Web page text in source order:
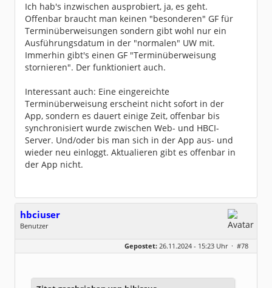
Dabei seit:
03 / 2007
Ich hab's inzwischen ausprobiert, ja, es geht.
Offenbar braucht man keinen "besonderen" GF für
Terminüberweisungen sondern gibt wohl nur ein
Ausführungsdatum in der "normalen" UW mit.
Immerhin gibt's einen GF "Terminüberweisung
stornieren". Der funktioniert auch.
Interessant auch: Eine eingereichte
Terminüberweisung erscheint nicht sofort in der
App, sondern es dauert einige Zeit, offenbar bis
synchronisiert wurde zwischen Web- und HBCI-
Server. Und/oder bis man sich in der App aus- und
wieder neu einloggt. Aktualieren gibt es offenbar in
der App nicht.
hbciuser
Benutzer
Dabei seit:
10 / 2017
Gepostet: 26.11.2024 - 15:23 Uhr · #78